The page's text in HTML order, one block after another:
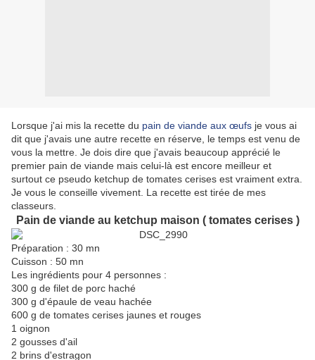
Lorsque j'ai mis la recette du pain de viande aux œufs je vous ai
dit que j'avais une autre recette en réserve, le temps est venu de
vous la mettre. Je dois dire que j'avais beaucoup apprécié le
premier pain de viande mais celui-là est encore meilleur et
surtout ce pseudo ketchup de tomates cerises est vraiment extra.
Je vous le conseille vivement. La recette est tirée de mes
classeurs.
Pain de viande au ketchup maison ( tomates cerises )
Préparation : 30 mn
Cuisson : 50 mn
Les ingrédients pour 4 personnes :
300 g de filet de porc haché
300 g d'épaule de veau hachée
600 g de tomates cerises jaunes et rouges
1 oignon
2 gousses d'ail
2 brins d'estragon